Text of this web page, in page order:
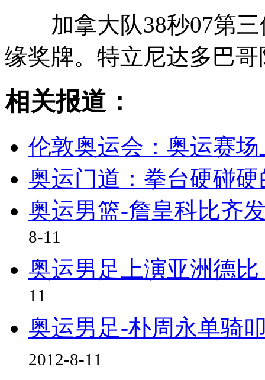
加拿大队38秒07第三
缘奖牌。特立尼达多巴
相关报道：
伦敦奥运会：奥运赛场
奥运门道：拳台硬碰
奥运男篮-詹皇科比齐
8-11
奥运男足上演亚洲德
11
奥运男足-朴周永单骑
2012-8-11